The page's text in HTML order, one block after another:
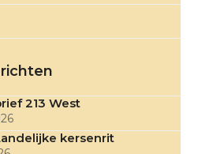
213 West
kersenrit